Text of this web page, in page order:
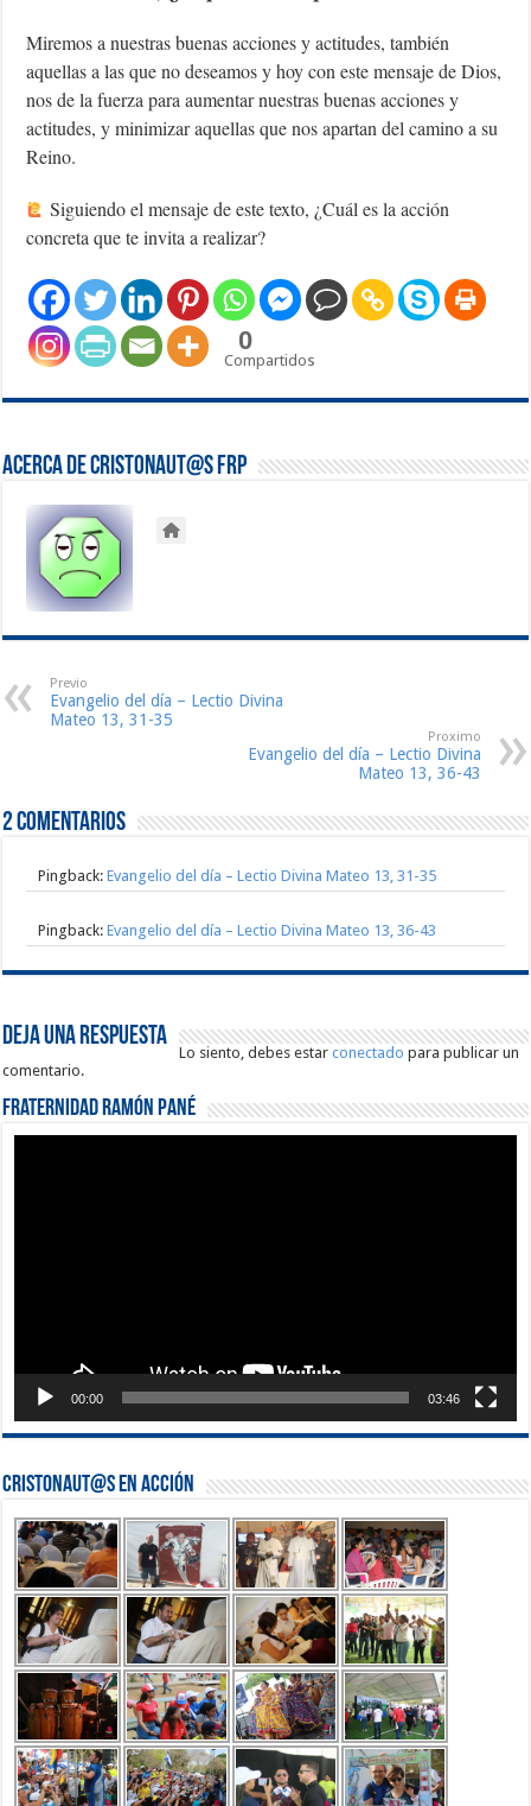
Miremos a nuestras buenas acciones y actitudes, también
aquellas a las que no deseamos y hoy con este mensaje de Dios,
nos de la fuerza para aumentar nuestras buenas acciones y
actitudes, y minimizar aquellas que nos apartan del camino a su
Reino.
Siguiendo el mensaje de este texto, ¿Cuál es la acción
concreta que te invita a realizar?
0
Compartidos
Acerca de Cristonaut@s FRP
Previo
Evangelio del día – Lectio Divina
Mateo 13, 31-35
Proximo
Evangelio del día – Lectio Divina
Mateo 13, 36-43
2 comentarios
Pingback:Evangelio del día – Lectio Divina Mateo 13, 31-35
Pingback:Evangelio del día – Lectio Divina Mateo 13, 36-43
Deja una respuesta
Lo siento, debes estarconectado para publicar un
comentario.
Fraternidad Ramón Pané
00:00 03:46
Cristonaut@s en Acción